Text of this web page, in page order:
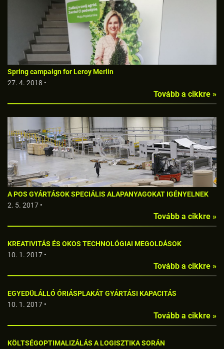
Spring campaign for Leroy Merlin
27. 4. 2018 •
Tovább a cikkre »
A POS GYÁRTÁSOK SPECIÁLIS ALAPANYAGOKAT IGÉNYELNEK
2. 5. 2017 •
Tovább a cikkre »
KREATIVITÁS ÉS OKOS TECHNOLÓGIAI MEGOLDÁSOK
10. 1. 2017 •
Tovább a cikkre »
EGYEDÜLÁLLÓ ÓRIÁSPLAKÁT GYÁRTÁSI KAPACITÁS
10. 1. 2017 •
Tovább a cikkre »
KÖLTSÉGOPTIMALIZÁLÁS A LOGISZTIKA SORÁN